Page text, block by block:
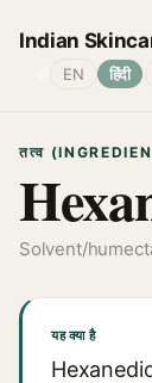
Indian
EN हिंदी
तत्व
Solvent/
यह क्या है